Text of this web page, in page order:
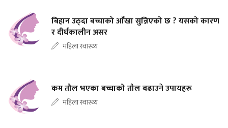
बिहान उठ्दा बच्चाको आँखा सुन्निएको छ ? यसको कारण
र दीर्घकालीन असर
महिला स्वास्थ्य
कम तौल भएका बच्चाको तौल बढाउने उपायहरू
महिला स्वास्थ्य